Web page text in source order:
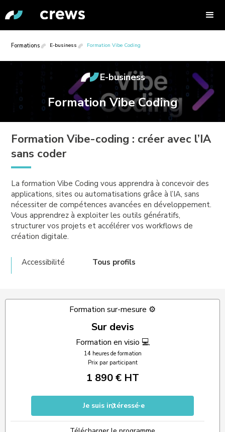
Formations E-business Formation Vibe Coding
E-business
Formation Vibe Coding
Formation Vibe-coding : créer avec l’IA
sans coder
La formation Vibe Coding vous apprendra à concevoir des
applications, sites ou automatisations grâce à l’IA, sans
nécessiter de compétences avancées en développement.
Vous apprendrez à exploiter les outils génératifs,
structurer vos projets et accélérer vos workflows de
création digitale.
Accessibilité Tous profils
Formation sur-mesure ⚙️
Sur devis
Formation en visio 💻
14 heures de formation
Prix par participant
1 890 € HT
Je suis intéressé·e